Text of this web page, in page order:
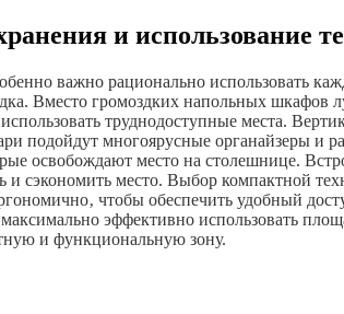
и использование
важно рационально использовать
Вместо громоздких напольных
труднодоступные места.
подойдут многоярусные органайзеры и
освобождают место на столешнице.
и сэкономить место. Выбор компактной
чтобы обеспечить удобный
эффективно использовать
и функциональную зону.